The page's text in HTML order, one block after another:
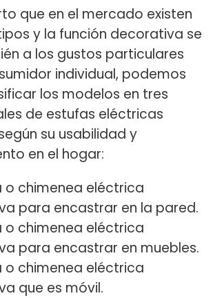
que en el mercado existen
y la función decorativa se
a los gustos particulares
individual, podemos
los modelos en tres
de estufas eléctricas
su usabilidad y
en el hogar:
o chimenea eléctrica
para encastrar en la pared.
o chimenea eléctrica
para encastrar en muebles.
o chimenea eléctrica
que es móvil.